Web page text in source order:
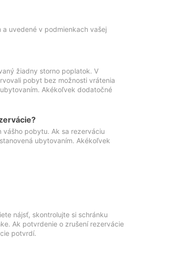
uvedené v podmienkach vašej
žiadny storno poplatok. V
pobyt bez možnosti vrátenia
Akékoľvek dodatočné
pobytu. Ak sa rezerváciu
ubytovaním. Akékoľvek
nájsť, skontrolujte si schránku
Ak potvrdenie o zrušení rezervácie
potvrdí.